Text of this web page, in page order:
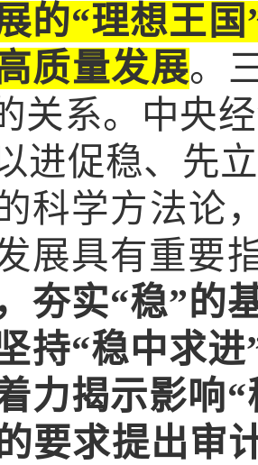
的“理想王
质量发展。
关系。中央
进促稳、先
科学方法论
展具有重要
夯实“稳”的
持“稳中求
力揭示影响
要求提出审